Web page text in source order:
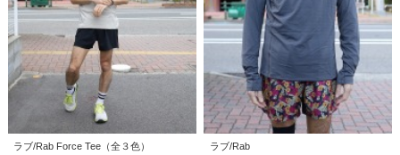
ラブ/Rab Force Tee（全３色）
ラブ/Rab